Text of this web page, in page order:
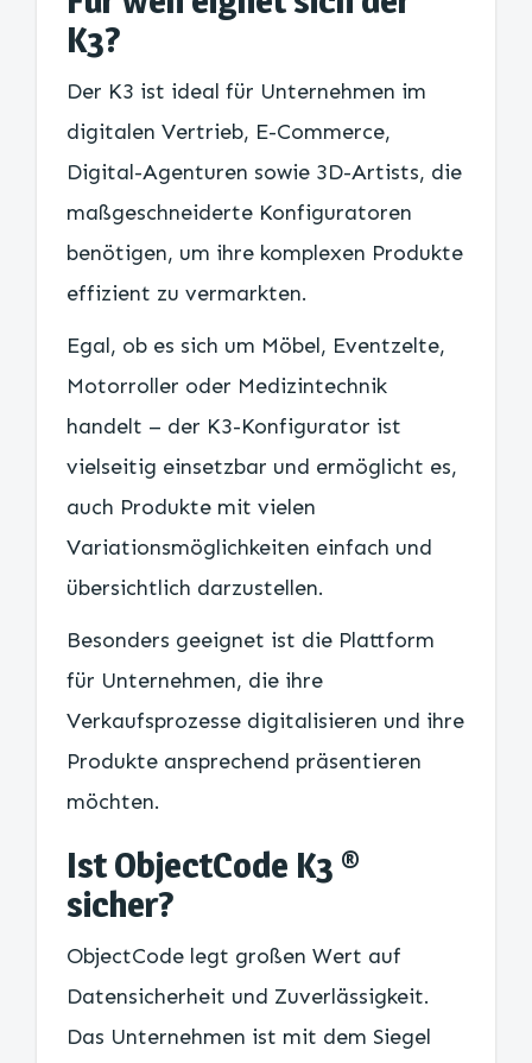
K3?
Der K3 ist ideal für Unternehmen im
digitalen Vertrieb, E-Commerce,
Digital-Agenturen sowie 3D-Artists, die
maßgeschneiderte Konfiguratoren
benötigen, um ihre komplexen Produkte
effizient zu vermarkten.
Egal, ob es sich um Möbel, Eventzelte,
Motorroller oder Medizintechnik
handelt – der K3-Konfigurator ist
vielseitig einsetzbar und ermöglicht es,
auch Produkte mit vielen
Variationsmöglichkeiten einfach und
übersichtlich darzustellen.
Besonders geeignet ist die Plattform
für Unternehmen, die ihre
Verkaufsprozesse digitalisieren und ihre
Produkte ansprechend präsentieren
möchten.
Ist ObjectCode K3 ®
sicher?
ObjectCode legt großen Wert auf
Datensicherheit und Zuverlässigkeit.
Das Unternehmen ist mit dem Siegel